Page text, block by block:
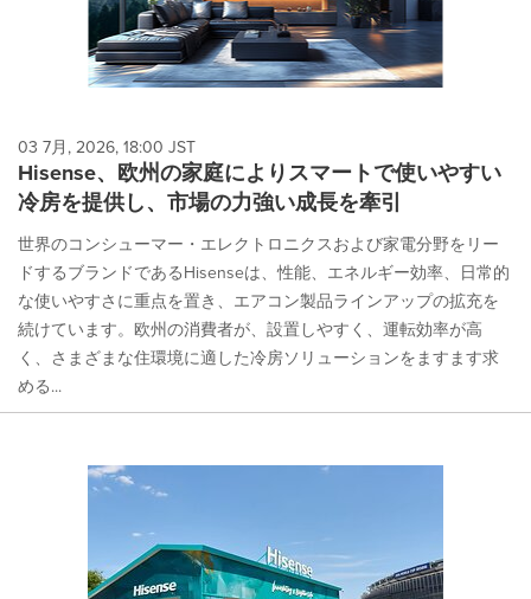
03 7月, 2026, 18:00 JST
Hisense、欧州の家庭によりスマートで使いやすい
冷房を提供し、市場の力強い成長を牽引
世界のコンシューマー・エレクトロニクスおよび家電分野をリー
ドするブランドであるHisenseは、性能、エネルギー効率、日常的
な使いやすさに重点を置き、エアコン製品ラインアップの拡充を
続けています。欧州の消費者が、設置しやすく、運転効率が高
く、さまざまな住環境に適した冷房ソリューションをますます求
める...